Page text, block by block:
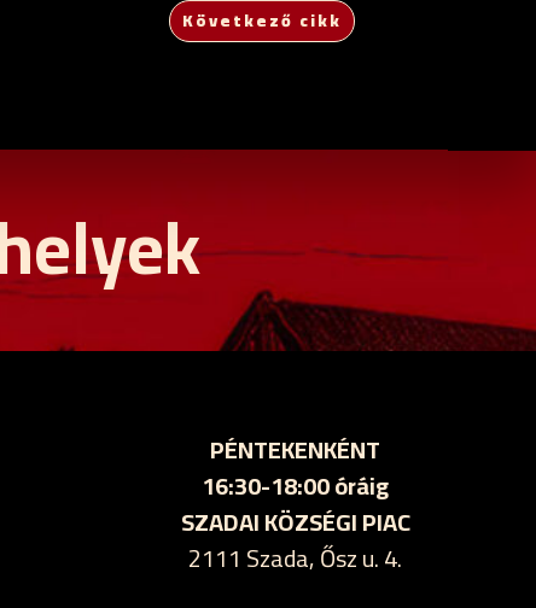
Következő cikk
PÉNTEKENKÉNT
16:30-18:00 óráig
SZADAI KÖZSÉGI PIAC
2111 Szada, Ősz u. 4.